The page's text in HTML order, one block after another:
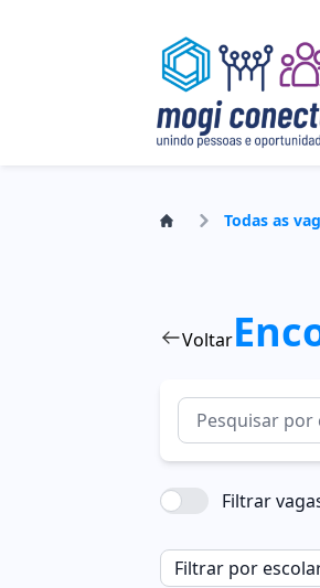
Todas as
Voltar
Filtrar
Filtrar por